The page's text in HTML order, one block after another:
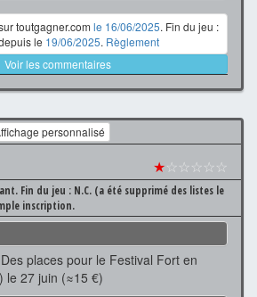
toutgagner.com le 16/06/2025. Fin du jeu :
le 19/06/2025. Règlement
Voir les commentaires
personnalisé
★☆☆☆☆☆
Fin du jeu : N.C. (a été supprimé des listes le
inscription.
Des places pour le Festival Fort en
le 27 juin (≈15 €)